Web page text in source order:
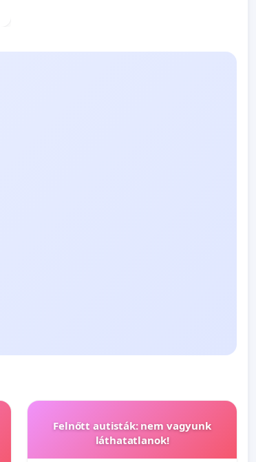
Felnőtt autisták: nem vagyunk
láthatatlanok!